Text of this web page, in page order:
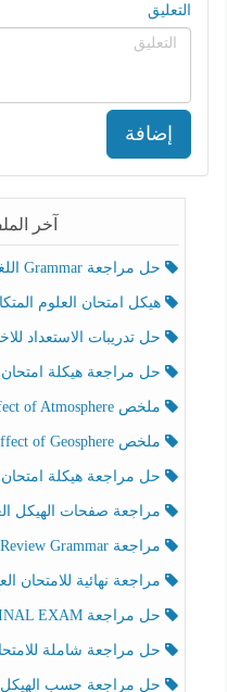
التعليق
إضافة
آخر
حل مراجعة Grammar اللغة الإنجليزية الصف الخامس الفصل الثالث
هيكل امتحان العلوم المتكاملة
حل تدريبات الاستعداد للاختبار
حل مراجعة هيكلة امتحان العلوم
ملخص Effect of Atmosphere حسب الهيكل الوزاري العلوم المتكاملة الصف الخامس انسبير الفصل الثالث
ملخص Effect of Geosphere حسب الهيكل الوزاري العلوم المتكاملة الصف الخامس انسبير الفصل الثالث
حل مراجعة هيكلة امتحان العلوم
مراجعة صفحات الهيكل العلوم
مراجعة Review Grammar حسب الهيكل اللغة الإنجليزية الصف الخامس الفصل الثالث
مراجعة نهائية للامتحان العلوم
حل مراجعة FINAL EXAMاللغة الإنجليزية الصف الخامس الفصل الثالث
حل مراجعة شاملة للامتحان
حل مراجعة حسب الهيكل الوزاري